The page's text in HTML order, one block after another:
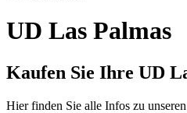
UD Las Palmas
Kaufen Sie Ihre UD
Hier finden Sie alle Infos zu